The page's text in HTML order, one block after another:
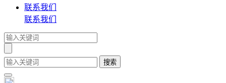
联系我们
联系我们